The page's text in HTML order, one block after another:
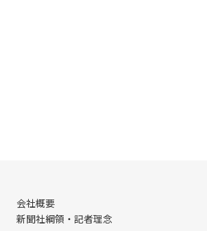
会社概要
新聞社綱領・記者理念